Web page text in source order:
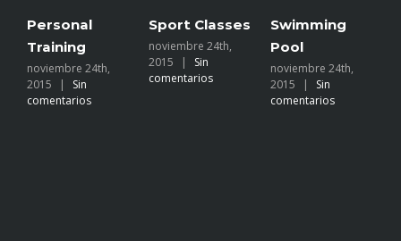
Personal
Training
noviembre 24th,
2015
|
Sin
comentarios
Sport Classes
noviembre 24th,
2015
|
Sin
comentarios
Swimming
Pool
noviembre 24th,
2015
|
Sin
comentarios